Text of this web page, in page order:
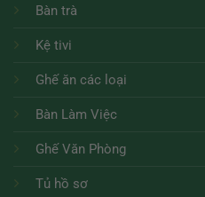
Bàn trà
Kệ tivi
Ghế ăn các loại
Bàn Làm Việc
Ghế Văn Phòng
Tủ hồ sơ